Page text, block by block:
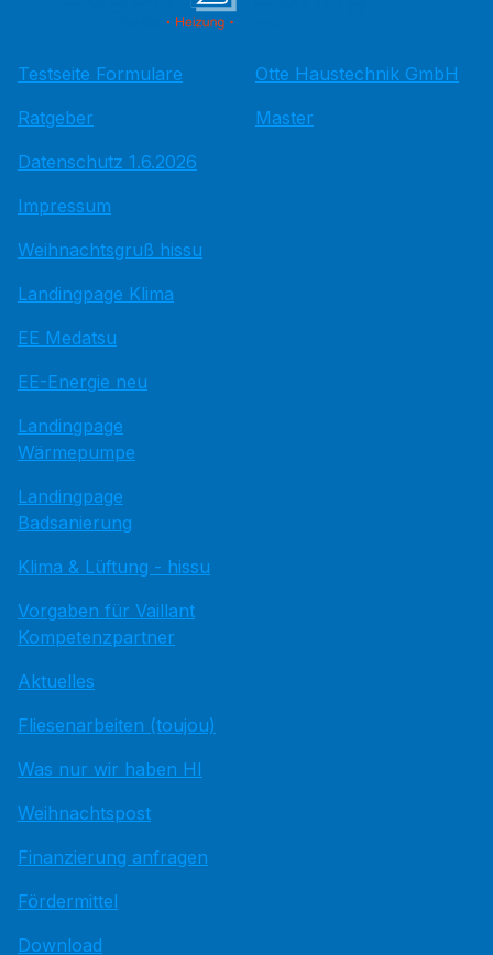
Testseite Formulare
Ratgeber
Datenschutz 1.6.2026
Impressum
Weihnachtsgruß hissu
Landingpage Klima
EE Medatsu
EE-Energie neu
Landingpage
Wärmepumpe
Landingpage
Badsanierung
Klima & Lüftung - hissu
Vorgaben für Vaillant
Kompetenzpartner
Aktuelles
Fliesenarbeiten (toujou)
Was nur wir haben HI
Weihnachtspost
Finanzierung anfragen
Fördermittel
Download
Otte Haustechnik GmbH
Master